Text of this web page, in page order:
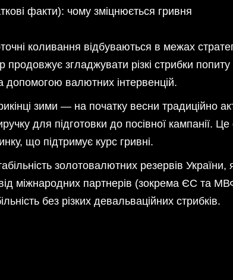
факти): чому зміцнюється гривня
коливання відбуваються в межах
продовжує згладжувати різкі стрибки попиту
допомогою валютних інтервенцій.
зими — на початку весни традиційно
для підготовки до посівної кампанії.
що підтримує курс гривні.
золотовалютних резервів України,
міжнародних партнерів (зокрема ЄС та
без різких девальваційних стрибків.